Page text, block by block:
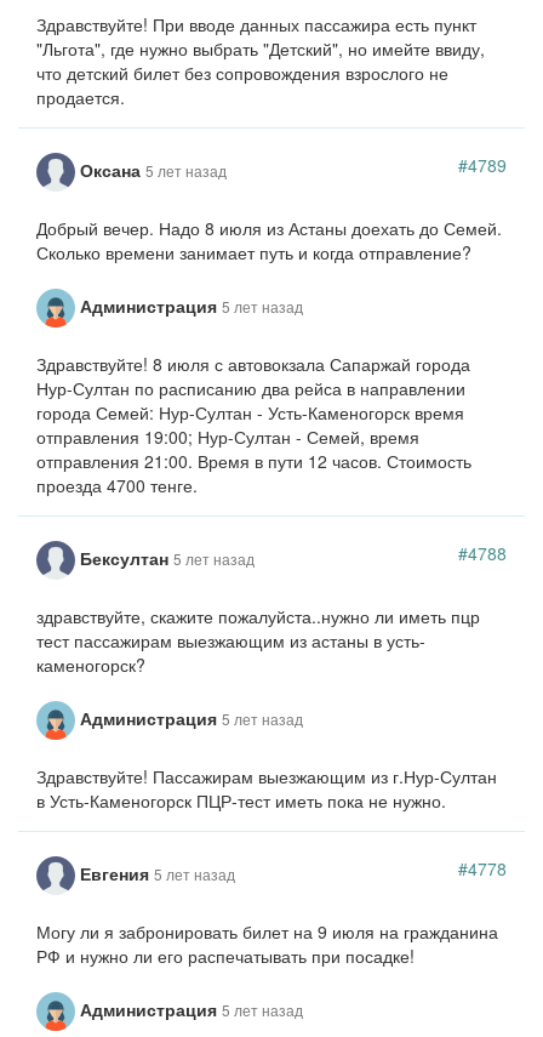
Здравствуйте! При вводе данных пассажира есть пункт
"Льгота", где нужно выбрать "Детский", но имейте ввиду,
что детский билет без сопровождения взрослого не
продается.
Оксана 5 лет назад #4789
Добрый вечер. Надо 8 июля из Астаны доехать до Семей.
Сколько времени занимает путь и когда отправление?
Администрация 5 лет назад
Здравствуйте! 8 июля с автовокзала Сапаржай города
Нур-Султан по расписанию два рейса в направлении
города Семей: Нур-Султан - Усть-Каменогорск время
отправления 19:00; Нур-Султан - Семей, время
отправления 21:00. Время в пути 12 часов. Стоимость
проезда 4700 тенге.
Бексултан 5 лет назад #4788
здравствуйте, скажите пожалуйста..нужно ли иметь пцр
тест пассажирам выезжающим из астаны в усть-
каменогорск?
Администрация 5 лет назад
Здравствуйте! Пассажирам выезжающим из г.Нур-Султан
в Усть-Каменогорск ПЦР-тест иметь пока не нужно.
Евгения 5 лет назад #4778
Могу ли я забронировать билет на 9 июля на гражданина
РФ и нужно ли его распечатывать при посадке!
Администрация 5 лет назад